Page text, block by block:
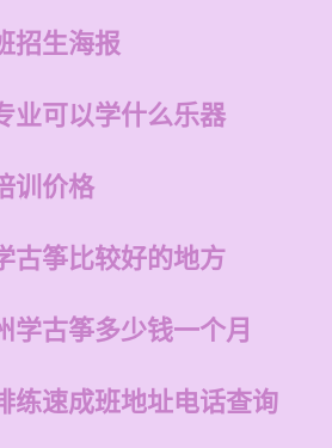
招生海报
业可以学什么乐器
训价格
古筝比较好的地方
学古筝多少钱一个月
练速成班地址电话查询